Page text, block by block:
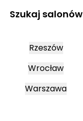
Szukaj salonów
Rzeszów
Wrocław
Warszawa